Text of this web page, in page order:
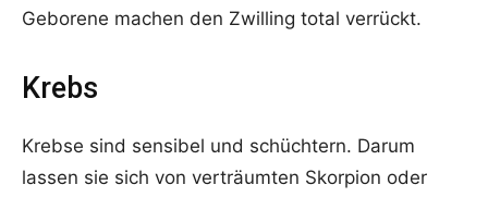
Geborene machen den Zwilling total verrückt.
Krebs
Krebse sind sensibel und schüchtern. Darum
lassen sie sich von verträumten Skorpion oder